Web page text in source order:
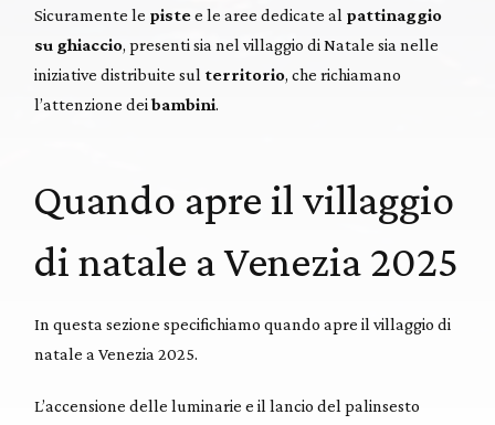
Sicuramente le pistee le aree dedicate al pattinaggio
su ghiaccio, presenti sia nel villaggio di Natale sia nelle
iniziative distribuite sul territorio, che richiamano
l’attenzione deibambini.
Quando apre il villaggio
di natale a Venezia 2025
In questa sezione specifichiamo quando apre il villaggio di
natale a Venezia 2025.
L’accensione delle luminarie e il lancio del palinsesto